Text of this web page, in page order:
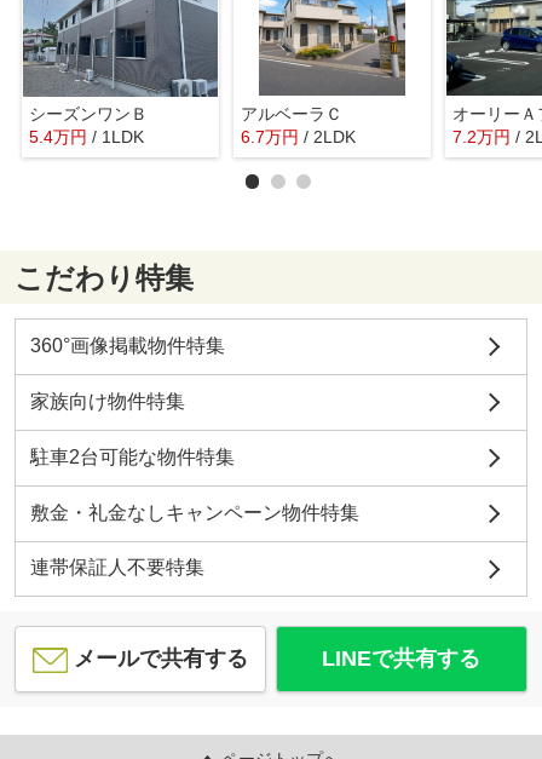
シーズンワンＢ
5.4万円 / 1LDK
アルベーラＣ
6.7万円 / 2LDK
オーリーＡ
7.2万円 /
こだわり特集
360°画像掲載物件特集
家族向け物件特集
駐車2台可能な物件特集
敷金・礼金なしキャンペーン物件特集
連帯保証人不要特集
メールで共有する LINEで共有する